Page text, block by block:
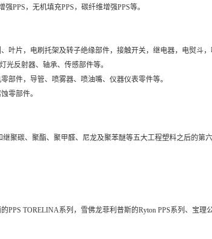
PPS，无机填充PPS，碳纤维增强PPS等。
片，电刷托架及转子绝缘部件，接触开关，继电器，电熨斗，
光反射器、轴承、传感部件等。
部件，导管、喷雾器、喷油嘴、仪器仪表零件等。
零部件。
聚碳、聚酯、聚甲醛、尼龙及聚苯醚等五大工程塑料之后的第
TORELINA系列，雪佛龙菲利普斯的Ryton PPS系列、宝